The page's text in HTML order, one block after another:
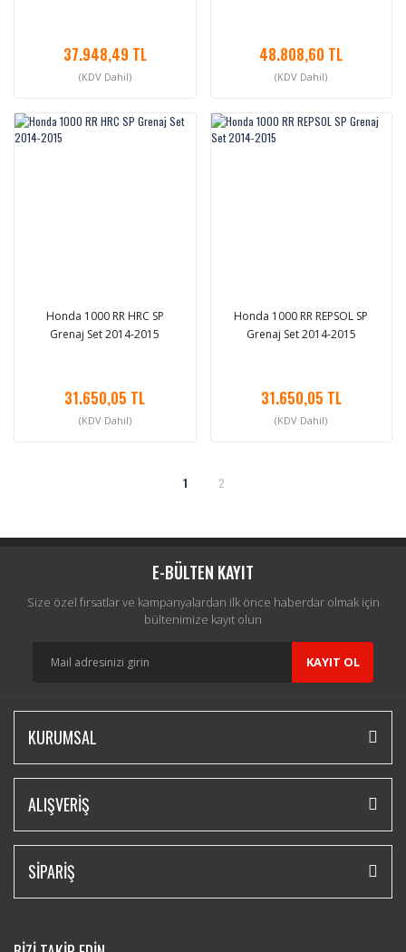
37.948,49 TL
(KDV Dahil)
48.808,60 TL
(KDV Dahil)
Honda 1000 RR HRC SP
Grenaj Set 2014-2015
31.650,05 TL
(KDV Dahil)
Honda 1000 RR REPSOL SP
Grenaj Set 2014-2015
31.650,05 TL
(KDV Dahil)
1 2
E-BÜLTEN KAYIT
Size özel fırsatlar ve kampanyalardan ilk önce haberdar olmak için
bültenimize kayıt olun
KAYIT OL
KURUMSAL
ALIŞVERİŞ
SİPARİŞ